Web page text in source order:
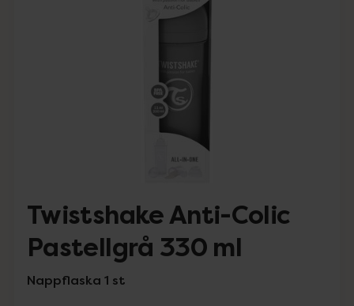
Twistshake Anti-Colic
Pastellgrå 330 ml
Nappflaska 1 st